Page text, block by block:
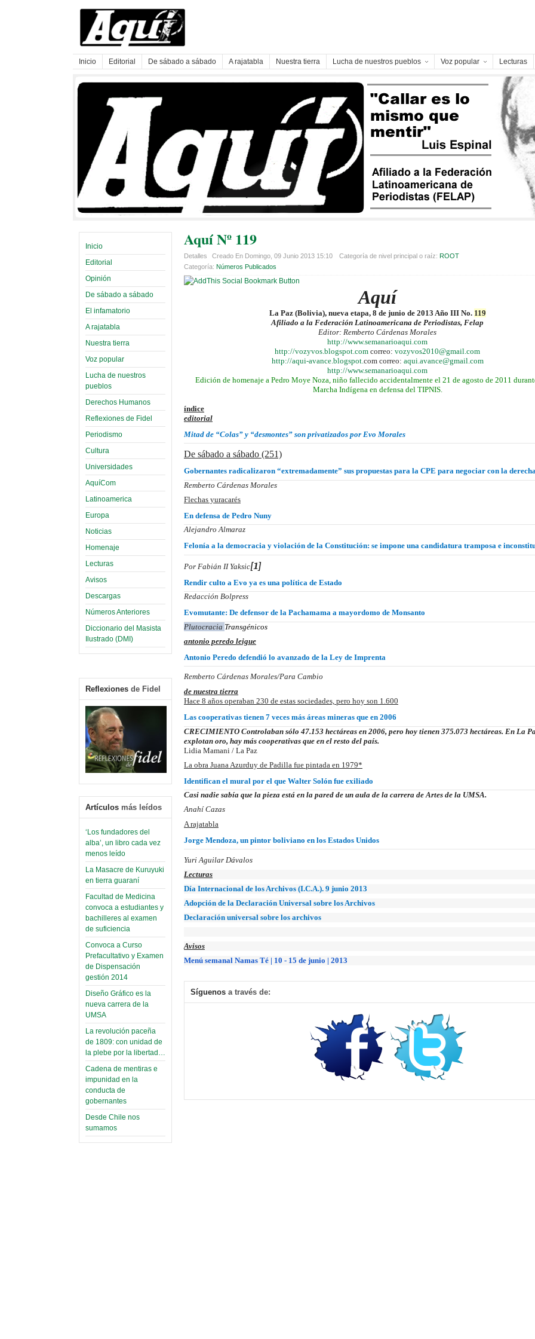
Inicio Editorial De sábado a sábado A rajatabla Nuestra tierra Lucha de nuestros pueblos Voz popular Lecturas
Inicio
Editorial
Opinión
De sábado a sábado
El infamatorio
A rajatabla
Nuestra tierra
Voz popular
Lucha de nuestros
pueblos
Derechos Humanos
Reflexiones de Fidel
Periodismo
Cultura
Universidades
AquíCom
Latinoamerica
Europa
Noticias
Homenaje
Lecturas
Avisos
Descargas
Números Anteriores
Diccionario del Masista
Ilustrado (DMI)
Reflexiones de Fidel
Artículos más leídos
‘Los fundadores del
alba’, un libro cada vez
menos leído
La Masacre de Kuruyuki
en tierra guaraní
Facultad de Medicina
convoca a estudiantes y
bachilleres al examen
de suficiencia
Convoca a Curso
Prefacultativo y Examen
de Dispensación
gestión 2014
Diseño Gráfico es la
nueva carrera de la
UMSA
La revolución paceña
de 1809: con unidad de
la plebe por la libertad…
Cadena de mentiras e
impunidad en la
conducta de
gobernantes
Desde Chile nos
sumamos
Aquí Nº 119
Detalles Creado En Domingo, 09 Junio 2013 15:10 Categoría de nivel principal o raíz: ROOT
Categoría: Números Publicados
Aquí
La Paz (Bolivia), nueva etapa, 8 de junio de 2013 Año III No. 119
Afiliado a la Federación Latinoamericana de Periodistas, Felap
Editor: Remberto Cárdenas Morales
http://www.semanarioaqui.com
http://vozyvos.blogspot.com correo:vozyvos2010@gmail.com
http://aqui-avance.blogspot. comcorreo: aqui.avance@gmail.com
http://www.semanarioaqui.com
Edición de homenaje a Pedro Moye Noza, niño fallecido accidentalmente el 21 de agosto de 2011
Marcha Indígena en defensa del TIPNIS.
índice
editorial
Mitad de “Colas” y “desmontes” son privatizados por Evo Morales
De sábado a sábado (251)
Gobernantes radicalizaron “extremadamente” sus propuestas para la CPE para negociar con la
Remberto Cárdenas Morales
Flechas yuracarés
En defensa de Pedro Nuny
Alejandro Almaraz
Felonía a la democracia y violación de la Constitución: se impone una candidatura tramposa e
Por Fabián II Yaksic[1]
Rendir culto a Evo ya es una política de Estado
Redacción Bolpress
Evomutante: De defensor de la Pachamama a mayordomo de Monsanto
Plutocracia Transgénicos
antonio peredo leigue
Antonio Peredo defendió lo avanzado de la Ley de Imprenta
Remberto Cárdenas Morales/Para Cambio
de nuestra tierra
Hace 8 años operaban 230 de estas sociedades, pero hoy son 1.600
Las cooperativas tienen 7 veces más áreas mineras que en 2006
CRECIMIENTO Controlaban sólo 47.153 hectáreas en 2006, pero hoy tienen 375.073 hectáreas. En La
explotan oro, hay más cooperativas que en el resto del país.
Lidia Mamani / La Paz
La obra Juana Azurduy de Padilla fue pintada en 1979*
Identifican el mural por el que Walter Solón fue exiliado
Casi nadie sabía que la pieza está en la pared de un aula de la carrera de Artes de la UMSA.
Anahí Cazas
A rajatabla
Jorge Mendoza, un pintor boliviano en los Estados Unidos
Yuri Aguilar Dávalos
Lecturas
Día Internacional de los Archivos (I.C.A.). 9 junio 2013
Adopción de la Declaración Universal sobre los Archivos
Declaración universal sobre los archivos
Avisos
Menú semanal Namas Té | 10 - 15 de junio | 2013
Síguenos a través de: